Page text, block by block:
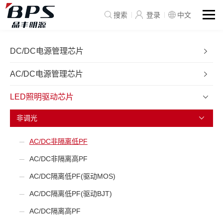
搜索 登录 中文
DC/DC电源管理芯片
AC/DC电源管理芯片
LED照明驱动芯片
非调光
AC/DC非隔离低PF
AC/DC非隔离高PF
AC/DC隔离低PF(驱动MOS)
AC/DC隔离低PF(驱动BJT)
AC/DC隔离高PF